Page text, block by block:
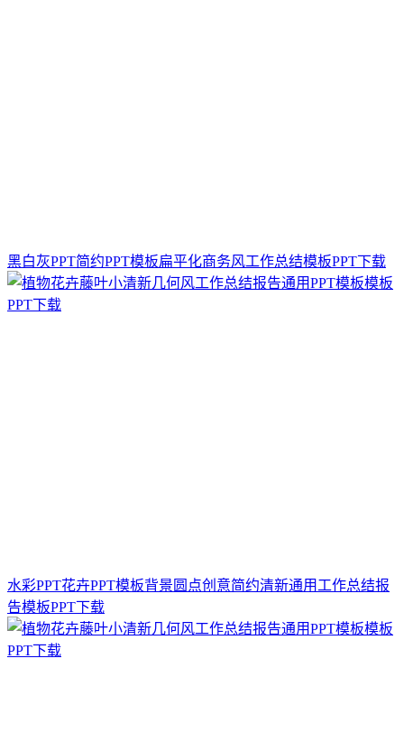
黑白灰PPT简约PPT模板扁平化商务风工作总结模板PPT下载
水彩PPT花卉PPT模板背景圆点创意简约清新通用工作总结报
告模板PPT下载